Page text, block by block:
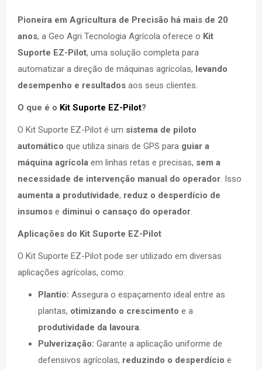
Pioneira em Agricultura de Precisão há mais de 20
anos, a Geo Agri Tecnologia Agrícola oferece o Kit
Suporte EZ-Pilot, uma solução completa para
automatizar a direção de máquinas agrícolas, levando
desempenho e resultados aos seus clientes.
O que é o Kit Suporte EZ-Pilot?
O Kit Suporte EZ-Pilot é um sistema de piloto
automático que utiliza sinais de GPS para guiar a
máquina agrícola em linhas retas e precisas, sem a
necessidade de intervenção manual do operador. Isso
aumenta a produtividade, reduz o desperdício de
insumos e diminui o cansaço do operador.
Aplicações do Kit Suporte EZ-Pilot
O Kit Suporte EZ-Pilot pode ser utilizado em diversas
aplicações agrícolas, como:
Plantio: Assegura o espaçamento ideal entre as
plantas, otimizando o crescimento e a
produtividade da lavoura.
Pulverização: Garante a aplicação uniforme de
defensivos agrícolas, reduzindo o desperdício e